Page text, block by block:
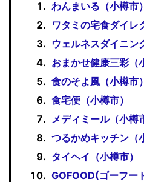
わんまいる（小樽市）
ワタミの宅食ダイレ
ウェルネスダイニン
おまかせ健康三彩（
食のそよ風（小樽市）
食宅便（小樽市）
メディミール（小樽
つるかめキッチン（
タイヘイ（小樽市）
GOFOOD(ゴーフー